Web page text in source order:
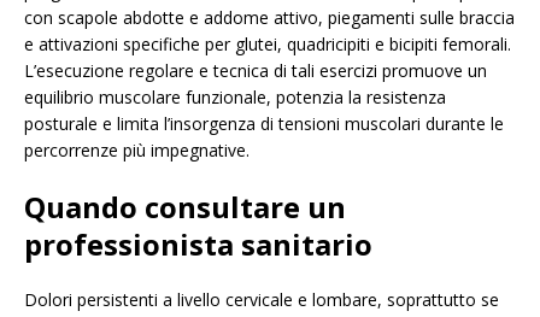
con scapole abdotte e addome attivo, piegamenti sulle braccia
e attivazioni specifiche per glutei, quadricipiti e bicipiti femorali.
L’esecuzione regolare e tecnica di tali esercizi promuove un
equilibrio muscolare funzionale, potenzia la resistenza
posturale e limita l’insorgenza di tensioni muscolari durante le
percorrenze più impegnative.
Quando consultare un
professionista sanitario
Dolori persistenti a livello cervicale e lombare, soprattutto se